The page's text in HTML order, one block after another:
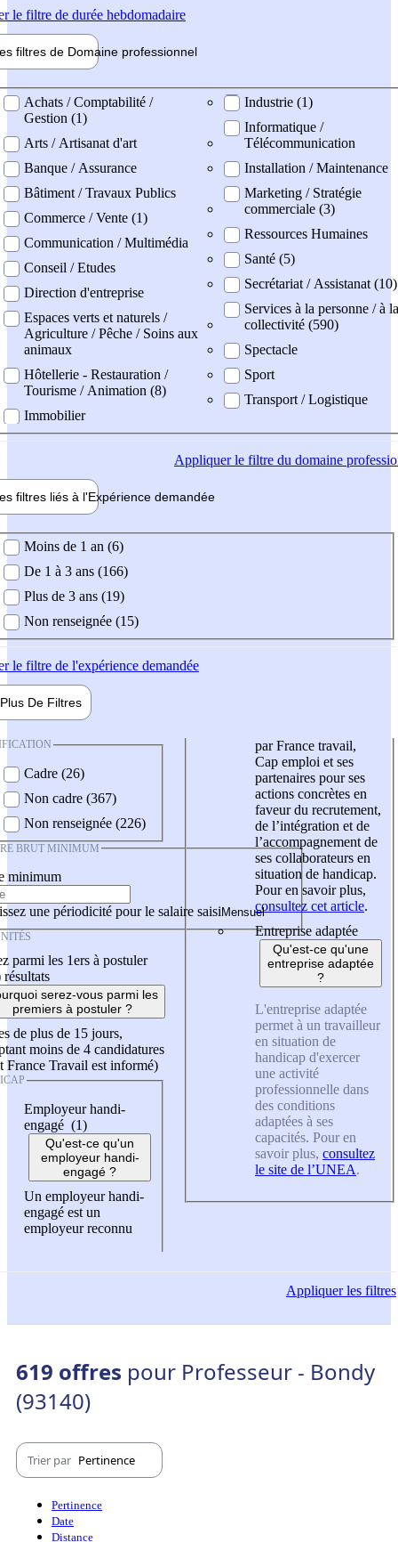
le filtre de durée hebdomadaire
filtres de Domaine professionnel
professionel
Achats / Comptabilité /
Gestion (1)
Arts / Artisanat d'art
Banque / Assurance
Bâtiment / Travaux Publics
Commerce / Vente (1)
Communication / Multimédia
Conseil / Etudes
Direction d'entreprise
Espaces verts et naturels /
Agriculture / Pêche / Soins aux
animaux
Hôtellerie - Restauration /
Tourisme / Animation (8)
Immobilier
Industrie (1)
Informatique /
Télécommunication
Installation / Maintenance
Marketing / Stratégie
commerciale (3)
Ressources Humaines
Santé (5)
Secrétariat / Assistanat (10)
Services à la personne / à la
collectivité (590)
Spectacle
Sport
Transport / Logistique
Appliquerle filtre du domaine
filtres liés à l'Expérience demandée
demandée
Moins de 1 an (6)
De 1 à 3 ans (166)
Plus de 3 ans (19)
Non renseignée (15)
le filtre de l'expérience demandée
Plus De Filtres
Cadre (26)
Non cadre (367)
Non renseignée (226)
BRUT MINIMUM
minimum
une périodicité pour le salaire saisi
parmi les 1ers à postuler
résultats
serez-vous parmi les
premiers à postuler ?
de plus de 15 jours,
moins de 4 candidatures
France Travail est informé)
Employeur handi-
engagé (1)
Qu'est-ce qu'un
employeur handi-
engagé ?
Un employeur handi-
engagé est un
employeur reconnu
par France travail,
Cap emploi et ses
partenaires pour ses
actions concrètes en
faveur du recrutement,
de l’intégration et de
l’accompagnement de
ses collaborateurs en
situation de handicap.
Pour en savoir plus,
consultez cet article.
Entreprise adaptée
Qu'est-ce qu'une
entreprise adaptée
?
L'entreprise adaptée
permet à un travailleur
en situation de
handicap d'exercer
une activité
professionnelle dans
des conditions
adaptées à ses
capacités. Pour en
savoir plus, consultez
le site de l’UNEA.
Appliquerles filtres
619 offres pour Professeur - Bondy
(93140)
Trier par Pertinence
Pertinence
Date
Distance